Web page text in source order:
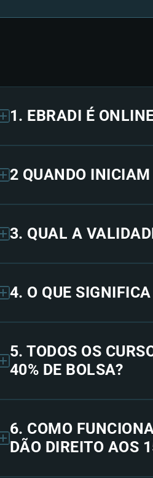
1. EBRADI É
2 QUANDO
3. QUAL A
4. O QUE
5. TODOS OS
40% DE BOLSA?
6. COMO
DÃO DIREITO AOS